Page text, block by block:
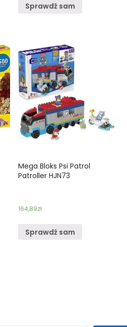
Sprawdź sam
Mega Bloks Psi Patrol
Patroller HJN73
164,89zł
Sprawdź sam